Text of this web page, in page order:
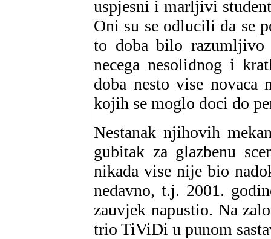
uspjesni i marljivi
Oni su se odlucili da se
to doba bilo
necega nesolidnog i
doba nesto vise
kojih se moglo doci do
Nestanak njihovih
gubitak za glazbenu
nikada vise nije bio
nedavno, t.j. 2001.
zauvjek napustio. Na
trio TiViDi u punom